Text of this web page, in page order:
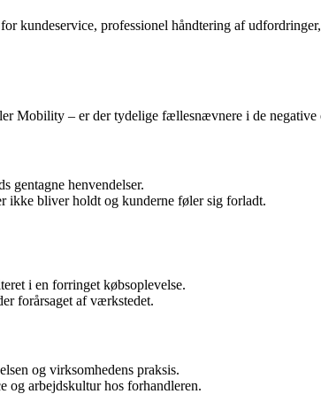
kundeservice, professionel håndtering af
Mobility – er der tydelige fællesnævnere i de negative
gentagne henvendelser.
ikke bliver holdt og kunderne føler sig forladt.
i en forringet købsoplevelse.
forårsaget af værkstedet.
og virksomhedens praksis.
og arbejdskultur hos forhandleren.